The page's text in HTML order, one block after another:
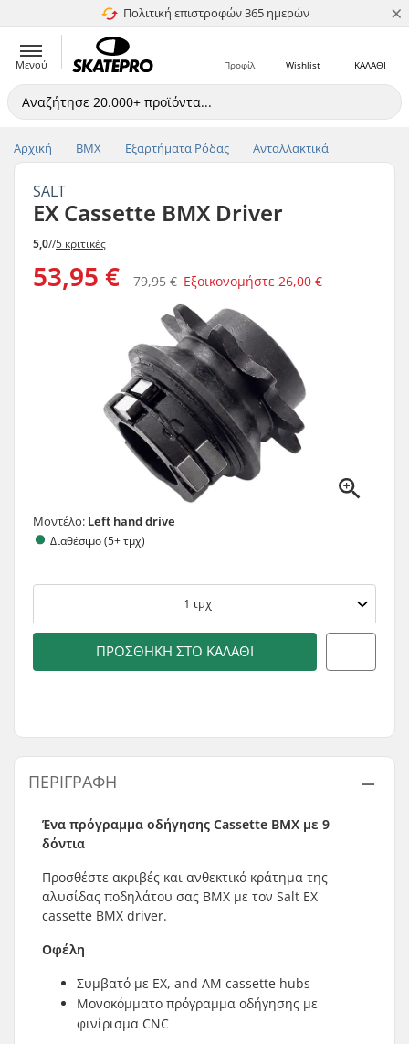
Πολιτική επιστροφών 365 ημερών
4.8 στα 5 ×
Μενού ΚΑΛΑΘΙ
Wishlist
Προφίλ
Αρχική BMX Εξαρτήματα Ρόδας Ανταλλακτικά
SALT
EX Cassette BMX Driver
5,0//5 κριτικές
53,95 € 79,95 € Εξοικονομήστε 26,00 €
Μοντέλο: Left hand drive
Διαθέσιμο (5+ τμχ)
1 τμχ
ΠΡΟΣΘΉΚΗ ΣΤΟ ΚΑΛΆΘΙ
ΠΕΡΙΓΡΑΦΉ
Ένα πρόγραμμα οδήγησης Cassette BMX με 9
δόντια
Προσθέστε ακριβές και ανθεκτικό κράτημα της
αλυσίδας ποδηλάτου σας BMX με τον Salt EX
cassette BMX driver.
Οφέλη
Συμβατό με EX, and AM cassette hubs
Μονοκόμματο πρόγραμμα οδήγησης με
φινίρισμα CNC